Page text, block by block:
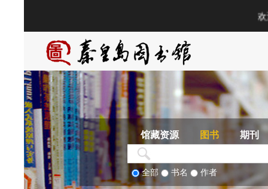
馆藏资源 图书 期刊
全部 书名 作者